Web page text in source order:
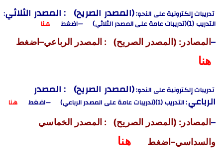
تدريبات إلكترونية على النحو:(المصدر الصريح) : المصدر الثلاثي:
التدريب (1)(تدريبات عامة على المصدر الثلاثي) —اضغط
هنا
– المصادر: (المصدر الصريح) : المصدر الرباعي–اضغط
هنا
تدريبات إلكترونية على النحو:(المصدر الصريح) : المصدر
الرباعي: التدريب (1)(تدريبات عامة على المصدر الرباعي) —اضغط هنا
–المصادر: (المصدر الصريح) : المصدر الخماسي
والسداسي–اضغط
هنا